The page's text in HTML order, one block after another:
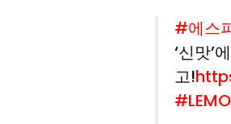
#에스
‘신맛’
고!